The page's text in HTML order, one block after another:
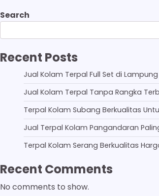
Search
Recent Posts
Jual Kolam Terpal Full Set di
Jual Kolam Terpal Tanpa Rangka
Terpal Kolam Subang Berkualitas
Jual Terpal Kolam Pangandaran
Terpal Kolam Serang Berkualitas
Recent Comments
No comments to show.